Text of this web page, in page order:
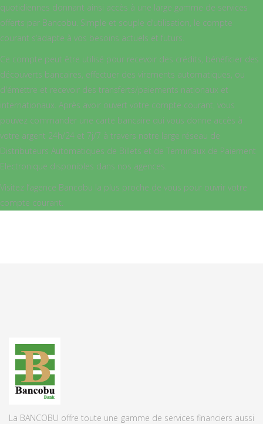
quotidiennes donnant ainsi accès à une large gamme de services
offerts par Bancobu. Simple et souple d’utilisation, le compte
courant s’adapte à vos besoins actuels et futurs.
Ce compte peut être utilisé pour recevoir des crédits, bénéficier des
découverts bancaires, effectuer des virements automatiques, ou
d'émettre et recevoir des transferts/paiements nationaux et
internationaux. Après avoir ouvert votre compte courant, vous
pouvez commander une carte bancaire qui vous donne accès à
votre argent 24h/24 et 7j/7 à travers notre large réseau de
Distributeurs Automatiques de Billets et de Terminaux de Paiement
Electronique disponibles dans nos agences.
Visitez l’agence Bancobu la plus proche de vous pour ouvrir votre
compte courant.
La BANCOBU offre toute une gamme de services financiers aussi